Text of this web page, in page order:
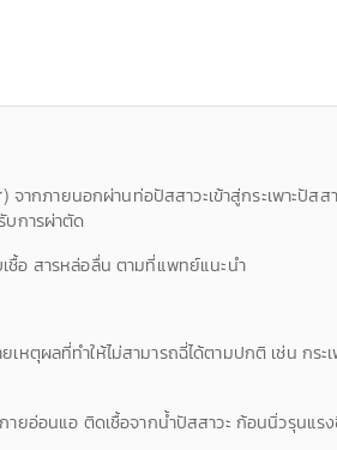
ากภายนอกผ่านท่อปัสสาวะเข้าสู่กระเพาะปัสส
บการผ่าตัด
ชื้อ สารหล่อลื่น ตามที่แพทย์แนะนำ
หตุผลที่ทำให้ไม่สามารถฉี่ได้ตามปกติ เช่น กร
ายอ่อนแอ ติดเชื้อจากน้ำปัสสาวะ ก้อนนิ่วรุนแร